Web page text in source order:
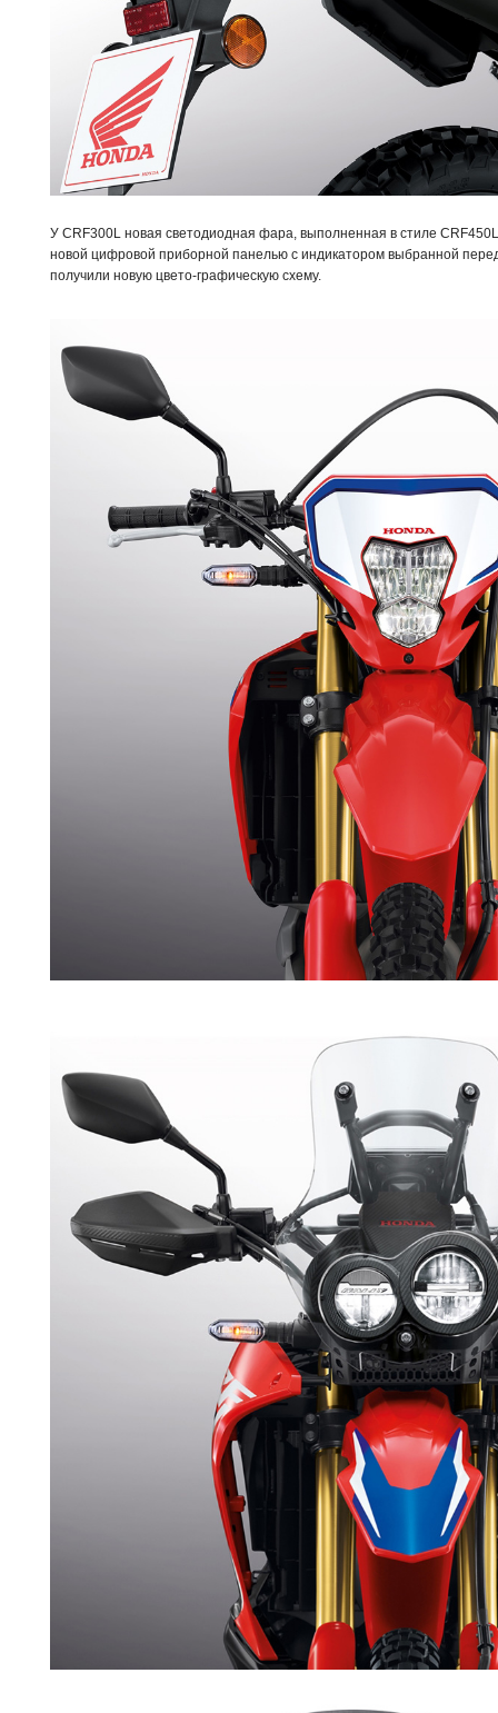
У CRF300L новая светодиодная фара, выполненная в стиле
новой цифровой приборной панелью с индикатором выбранной
получили новую цвето-графическую схему.